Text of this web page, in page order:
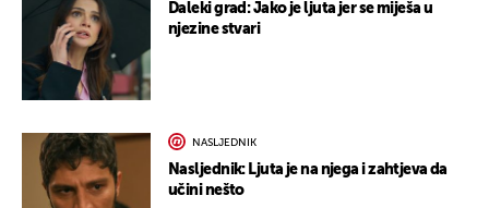
Daleki grad: Jako je ljuta jer se miješa u
njezine stvari
NASLJEDNIK
Nasljednik: Ljuta je na njega i zahtjeva da
učini nešto